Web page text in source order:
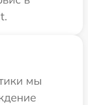
мы